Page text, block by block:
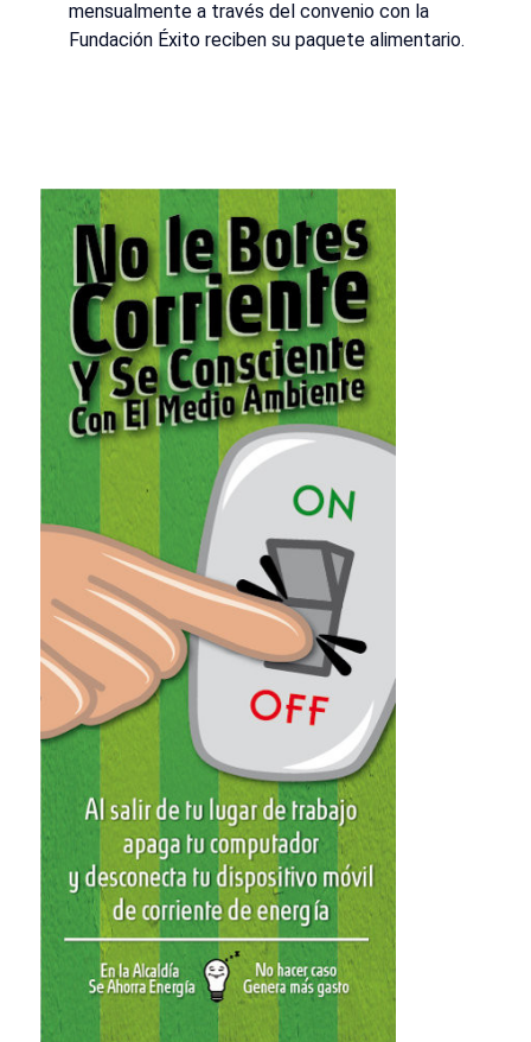
mensualmente a través del convenio con la
Fundación Éxito reciben su paquete alimentario.